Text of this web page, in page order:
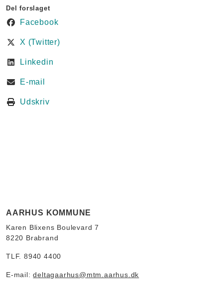
Del forslaget
Facebook
X (Twitter)
Linkedin
E-mail
Udskriv
AARHUS KOMMUNE
Karen Blixens Boulevard 7
8220 Brabrand
TLF. 8940 4400
E-mail:deltagaarhus@mtm.aarhus.dk